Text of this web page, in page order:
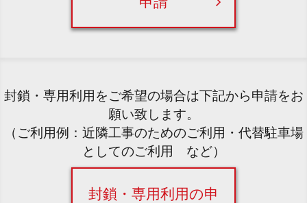
封鎖・専用利用をご希望の場合は下記から申請をお
願い致します。
（ご利用例：近隣工事のためのご利用・代替駐車場
としてのご利用 など）
封鎖・専用利用の申